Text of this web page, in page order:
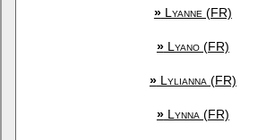
»Lyanne (FR)
»Lyano (FR)
»Lylianna (FR)
»Lynna (FR)